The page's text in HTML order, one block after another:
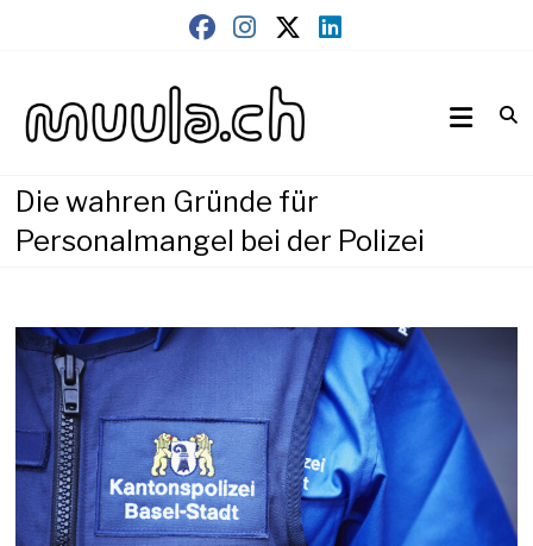
muula.ch
Die wahren Gründe für
Personalmangel bei der Polizei